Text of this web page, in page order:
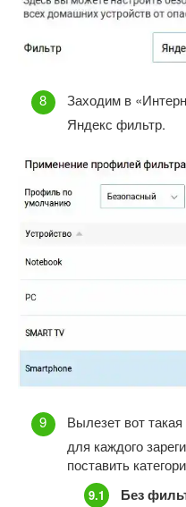
Заходим в
Яндекс фильтр.
Вылезет вот
для каждого
поставить
Без